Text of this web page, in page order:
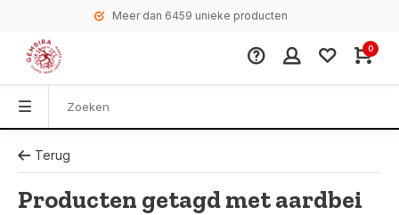
Meer dan 6459 unieke producten
0
Terug
Producten getagd met aardbei